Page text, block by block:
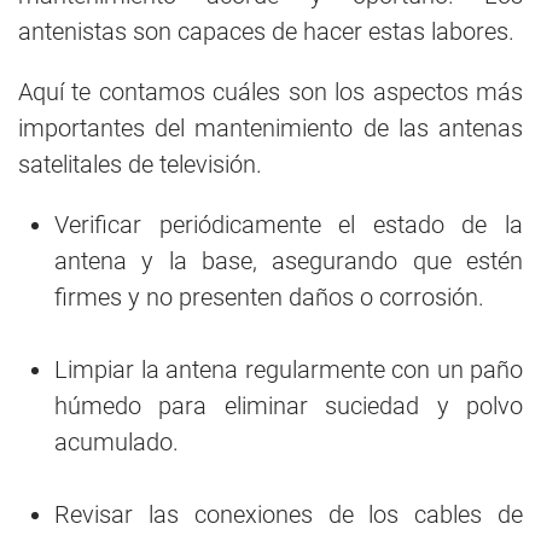
antenistas son capaces de hacer estas labores.
Aquí te contamos cuáles son los aspectos más
importantes del mantenimiento de las antenas
satelitales de televisión.
Verificar periódicamente el estado de la
antena y la base, asegurando que estén
firmes y no presenten daños o corrosión.
Limpiar la antena regularmente con un paño
húmedo para eliminar suciedad y polvo
acumulado.
Revisar las conexiones de los cables de